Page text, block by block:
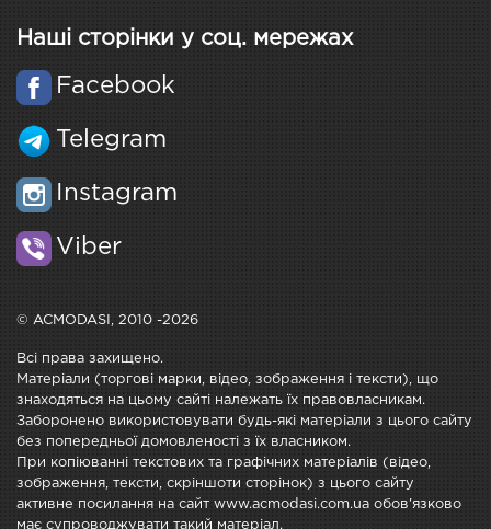
Наші сторінки у соц. мережах
Facebook
Telegram
Instagram
Viber
© ACMODASI, 2010 -2026
Всі права захищено.
Матеріали (торгові марки, відео, зображення і тексти), що
знаходяться на цьому сайті належать їх правовласникам.
Заборонено використовувати будь-які матеріали з цього сайту
без попередньої домовленості з їх власником.
При копіюванні текстових та графічних матеріалів (відео,
зображення, тексти, скріншоти сторінок) з цього сайту
активне посилання на сайт www.acmodasi.com.ua обов'язково
має супроводжувати такий матеріал.